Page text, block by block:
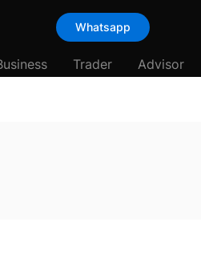
Whatsapp
Trader Advisor